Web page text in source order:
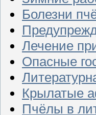
Болезни
Лечение
Опасные
Крылатые
Пчёлы в